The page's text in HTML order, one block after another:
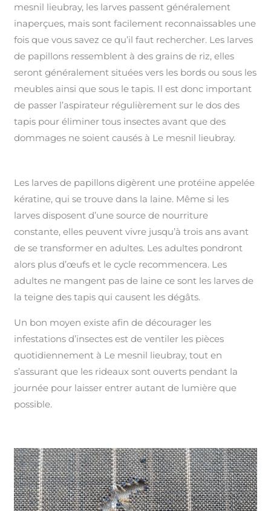
mesnil lieubray, les larves passent généralement
inaperçues, mais sont facilement reconnaissables une
fois que vous savez ce qu’il faut rechercher. Les larves
de papillons ressemblent à des grains de riz, elles
seront généralement situées vers les bords ou sous les
meubles ainsi que sous le tapis. Il est donc important
de passer l’aspirateur régulièrement sur le dos des
tapis pour éliminer tous insectes avant que des
dommages ne soient causés à Le mesnil lieubray.
Les larves de papillons digèrent une protéine appelée
kératine, qui se trouve dans la laine. Même si les
larves disposent d’une source de nourriture
constante, elles peuvent vivre jusqu’à trois ans avant
de se transformer en adultes. Les adultes pondront
alors plus d’œufs et le cycle recommencera. Les
adultes ne mangent pas de laine ce sont les larves de
la teigne des tapis qui causent les dégâts.
Un bon moyen existe afin de décourager les
infestations d’insectes est de ventiler les pièces
quotidiennement à Le mesnil lieubray, tout en
s’assurant que les rideaux sont ouverts pendant la
journée pour laisser entrer autant de lumière que
possible.